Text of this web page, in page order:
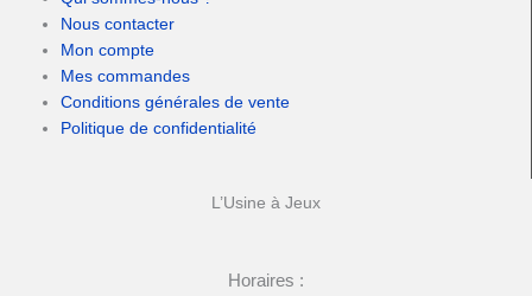
Nous contacter
Mon compte
Mes commandes
Conditions générales de vente
Politique de confidentialité
L’Usine à Jeux
Horaires :